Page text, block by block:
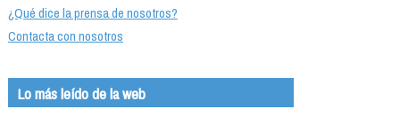
¿Qué dice la prensa de nosotros?
Contacta con nosotros
Lo más leído de la web